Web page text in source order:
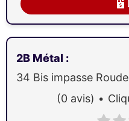
2B Métal :
34 Bis impasse Roude
(0 avis)